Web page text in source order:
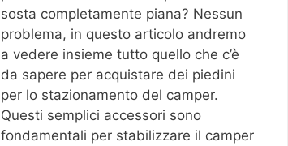
sosta completamente piana? Nessun
problema, in questo articolo andremo
a vedere insieme tutto quello che c’è
da sapere per acquistare dei piedini
per lo stazionamento del camper.
Questi semplici accessori sono
fondamentali per stabilizzare il camper